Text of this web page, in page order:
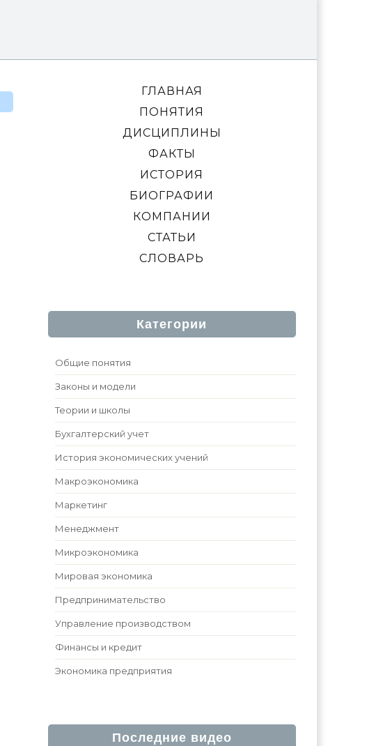
ГЛАВНАЯ
ПОНЯТИЯ
ДИСЦИПЛИНЫ
ФАКТЫ
ИСТОРИЯ
БИОГРАФИИ
КОМПАНИИ
СТАТЬИ
СЛОВАРЬ
Категории
Общие понятия
Законы и модели
Теории и школы
Бухгалтерский учет
История экономических учений
Макроэкономика
Маркетинг
Менеджмент
Микроэкономика
Мировая экономика
Предпринимательство
Управление производством
Финансы и кредит
Экономика предприятия
Последние видео